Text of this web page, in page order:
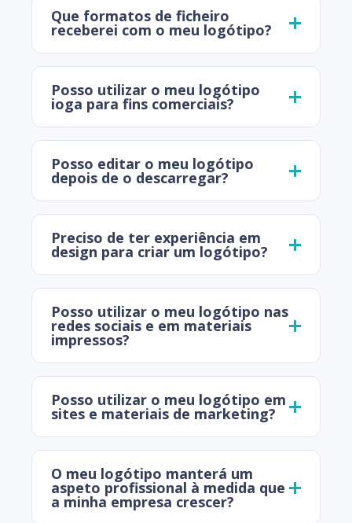
Que formatos de ficheiro
receberei com o meu logótipo?
Posso utilizar o meu logótipo
ioga para fins comerciais?
Posso editar o meu logótipo
depois de o descarregar?
Preciso de ter experiência em
design para criar um logótipo?
Posso utilizar o meu logótipo nas
redes sociais e em materiais
impressos?
Posso utilizar o meu logótipo em
sites e materiais de marketing?
O meu logótipo manterá um
aspeto profissional à medida que
a minha empresa crescer?